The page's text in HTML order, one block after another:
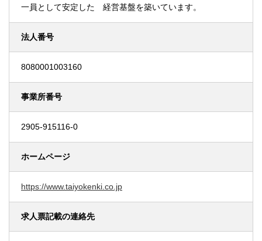
一員として安定した 経営基盤を築いています。
法人番号
8080001003160
事業所番号
2905-915116-0
ホームページ
https://www.taiyokenki.co.jp
求人票記載の連絡先